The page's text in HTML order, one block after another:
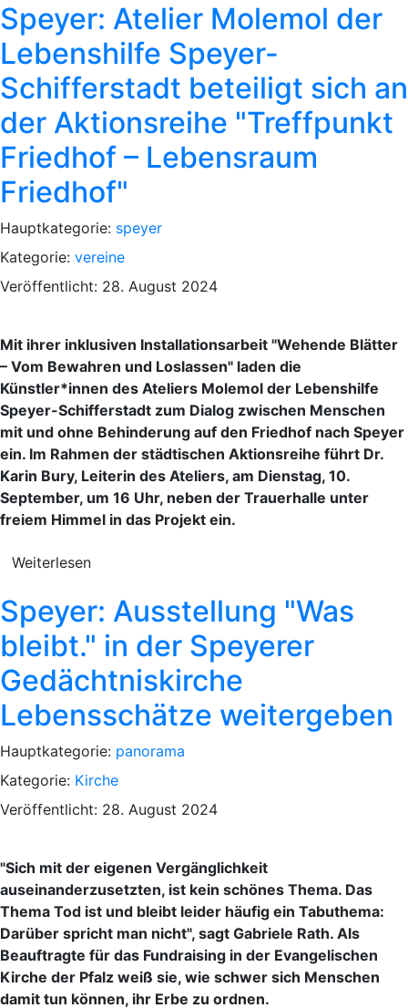
Speyer: Atelier Molemol der
Lebenshilfe Speyer-
Schifferstadt beteiligt sich an
der Aktionsreihe "Treffpunkt
Friedhof – Lebensraum
Friedhof"
Hauptkategorie: speyer
Kategorie: vereine
Veröffentlicht: 28. August 2024
Mit ihrer inklusiven Installationsarbeit "Wehende Blätter
– Vom Bewahren und Loslassen" laden die
Künstler*innen des Ateliers Molemol der Lebenshilfe
Speyer-Schifferstadt zum Dialog zwischen Menschen
mit und ohne Behinderung auf den Friedhof nach Speyer
ein. Im Rahmen der städtischen Aktionsreihe führt Dr.
Karin Bury, Leiterin des Ateliers, am Dienstag, 10.
September, um 16 Uhr, neben der Trauerhalle unter
freiem Himmel in das Projekt ein.
Weiterlesen
Speyer: Ausstellung "Was
bleibt." in der Speyerer
Gedächtniskirche
Lebensschätze weitergeben
Hauptkategorie: panorama
Kategorie: Kirche
Veröffentlicht: 28. August 2024
"Sich mit der eigenen Vergänglichkeit
auseinanderzusetzten, ist kein schönes Thema. Das
Thema Tod ist und bleibt leider häufig ein Tabuthema:
Darüber spricht man nicht", sagt Gabriele Rath. Als
Beauftragte für das Fundraising in der Evangelischen
Kirche der Pfalz weiß sie, wie schwer sich Menschen
damit tun können, ihr Erbe zu ordnen.